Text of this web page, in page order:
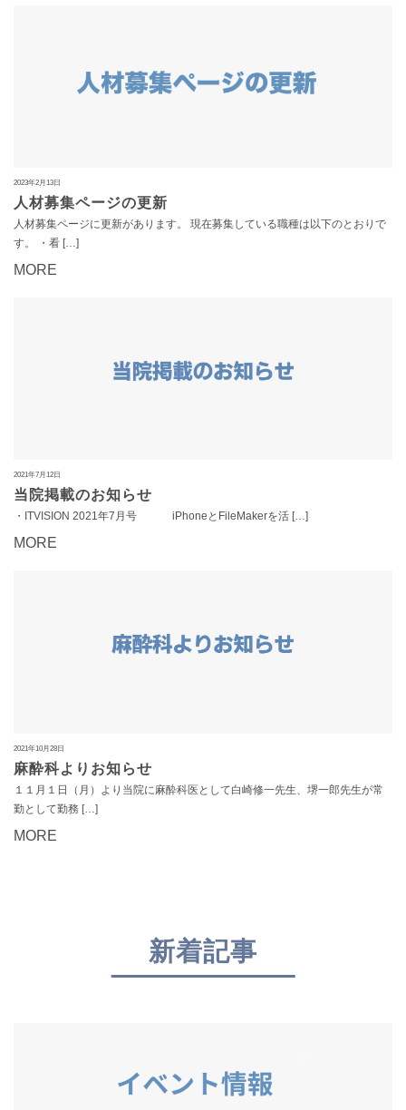
2023年2月13日
人材募集ページの更新
人材募集ページに更新があります。 現在募集している職種は以下のとおりで
す。 ・看 […]
MORE
2021年7月12日
当院掲載のお知らせ
・ITVISION 2021年7月号 iPhoneとFileMakerを活 […]
MORE
2021年10月28日
麻酔科よりお知らせ
１１月１日（月）より当院に麻酔科医として白崎修一先生、堺一郎先生が常
勤として勤務 […]
MORE
新着記事